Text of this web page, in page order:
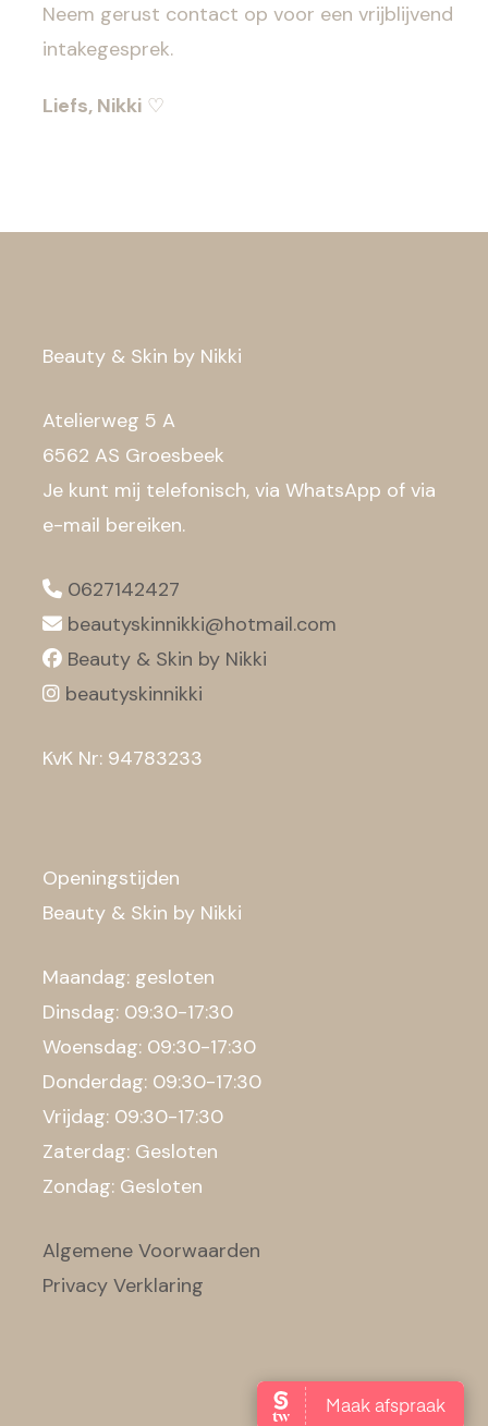
Neem gerust contact op voor een vrijblijvend
intakegesprek.
Liefs, Nikki ♡
Beauty & Skin by Nikki
Atelierweg 5 A
6562 AS Groesbeek
Je kunt mij telefonisch, via WhatsApp of via
e-mail bereiken.
0627142427
beautyskinnikki@hotmail.com
Beauty & Skin by Nikki
beautyskinnikki
KvK Nr: 94783233
Openingstijden
Beauty & Skin by Nikki
Maandag: gesloten
Dinsdag: 09:30-17:30
Woensdag: 09:30-17:30
Donderdag: 09:30-17:30
Vrijdag: 09:30-17:30
Zaterdag: Gesloten
Zondag: Gesloten
Algemene Voorwaarden
Privacy Verklaring